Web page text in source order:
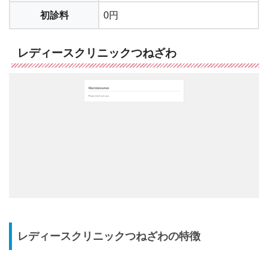
初診料 0円
レディースクリニックつねざわ
レディースクリニックつねざわの特徴